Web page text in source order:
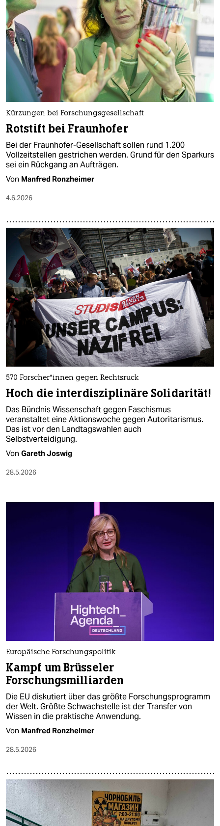
Kürzungen bei Forschungsgesellschaft
Rotstift bei Fraunhofer
Bei der Fraunhofer-Gesellschaft sollen rund 1.200
Vollzeitstellen gestrichen werden. Grund für den Sparkurs
sei ein Rückgang an Aufträgen.
Von Manfred Ronzheimer
4.6.2026
570 For­sche­r*in­nen gegen Rechtsruck
Hoch die interdisziplinäre Solidarität!
Das Bündnis Wissenschaft gegen Faschismus
veranstaltet eine Aktionswoche gegen Autoritarismus.
Das ist vor den Landtagswahlen auch
Selbstverteidigung.
Von Gareth Joswig
28.5.2026
Europäische Forschungspolitik
Kampf um Brüsseler
Forschungsmilliarden
Die EU diskutiert über das größte Forschungsprogramm
der Welt. Größte Schwachstelle ist der Transfer von
Wissen in die praktische Anwendung.
Von Manfred Ronzheimer
28.5.2026